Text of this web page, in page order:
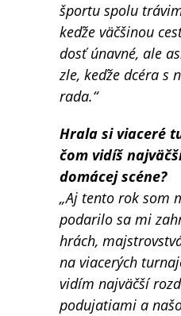
športu spolu
keďže väčšinou
dosť únavné, ale
zle, keďže dcéra s
rada.“
Hrala si viaceré
čom vidíš
domácej scéne?
„Aj tento rok som
podarilo sa mi
hrách,
na viacerých
vidím najväčší
podujatiami a